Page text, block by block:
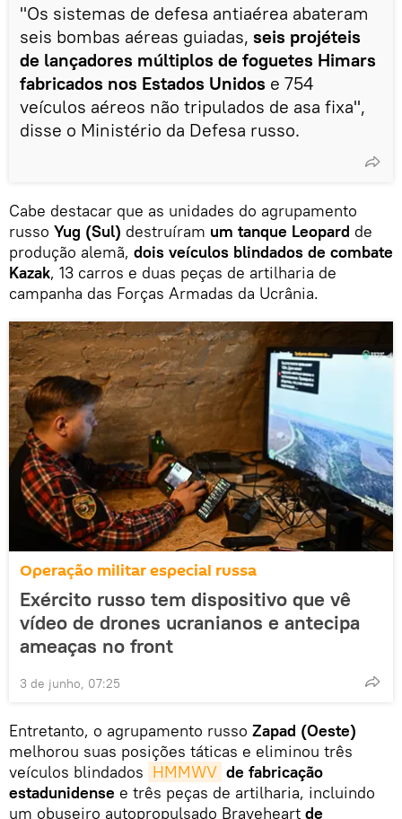
"Os sistemas de defesa antiaérea abateram
seis bombas aéreas guiadas, seis projéteis
de lançadores múltiplos de foguetes Himars
fabricados nos Estados Unidos e 754
veículos aéreos não tripulados de asa fixa",
disse o Ministério da Defesa russo.
Cabe destacar que as unidades do agrupamento
russo Yug (Sul) destruíram um tanque Leopard de
produção alemã, dois veículos blindados de combate
Kazak, 13 carros e duas peças de artilharia de
campanha das Forças Armadas da Ucrânia.
Operação militar especial russa
Exército russo tem dispositivo que vê
vídeo de drones ucranianos e antecipa
ameaças no front
3 de junho, 07:25
Entretanto, o agrupamento russo Zapad (Oeste)
melhorou suas posições táticas e eliminou três
veículos blindados HMMWV de fabricação
estadunidense e três peças de artilharia, incluindo
um obuseiro autopropulsado Braveheart de